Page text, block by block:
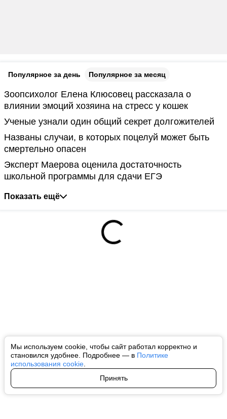
Мы используем cookie, чтобы сайт работал корректно и
становился удобнее. Подробнее — в Политике
использования cookie
Принять
Популярное за день Популярное за месяц
Зоопсихолог Елена Клюсовец рассказала о
влиянии эмоций хозяина на стресс у кошек
Ученые узнали один общий секрет долгожителей
Названы случаи, в которых поцелуй может быть
смертельно опасен
Эксперт Маерова оценила достаточность
школьной программы для сдачи ЕГЭ
Показать ещё